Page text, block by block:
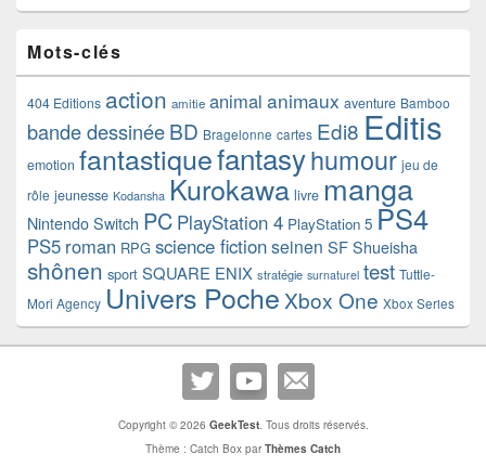
Mots-clés
404 Editions action amitie animal animaux aventure Bamboo
bande dessinéeBD Bragelonne cartes Edi8 Editis
emotion fantastiquefantasyhumour jeu de
rôle jeunesse Kodansha Kurokawa livre manga
Nintendo Switch PC PlayStation 4 PlayStation 5 PS4
PS5 roman RPG science fictionseinen SF Shueisha
shônen sport SQUARE ENIX stratégie surnaturel test Tuttle-
Mori Agency Univers Poche Xbox One Xbox Series
Copyright © 2026 GeekTest. Tous droits réservés.
Thème : Catch Box parThèmes Catch